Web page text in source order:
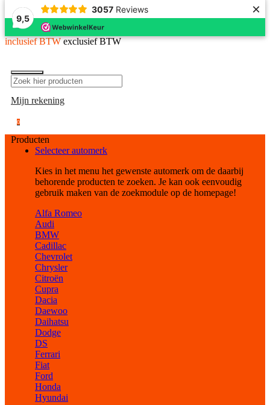
9,5
3057 Reviews ×
inclusief BTW exclusief BTW
Mijn rekening
0
Producten
Selecteer automerk
Kies in het menu het gewenste automerk om de daarbij
behorende producten te zoeken. Je kan ook eenvoudig
gebruik maken van de zoekmodule op de homepage!
Alfa Romeo
Audi
BMW
Cadillac
Chevrolet
Chrysler
Citroën
Cupra
Dacia
Daewoo
Daihatsu
Dodge
DS
Ferrari
Fiat
Ford
Honda
Hyundai